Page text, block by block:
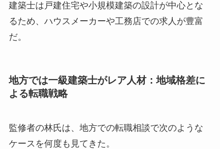
建築士は戸建住宅や小規模建築の設計が中心とな
るため、ハウスメーカーや工務店での求人が豊富
だ。
地方では一級建築士がレア人材：地域格差に
よる転職戦略
監修者の林氏は、地方での転職相談で次のような
ケースを何度も見てきた。